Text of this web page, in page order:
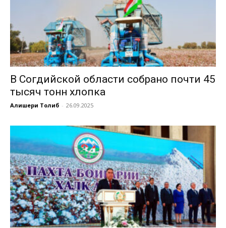
В Согдийской области собрано почти 45
тысяч тонн хлопка
Алишери Толиб - 26.09.2025